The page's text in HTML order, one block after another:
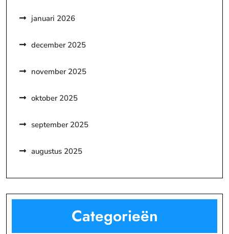
januari 2026
december 2025
november 2025
oktober 2025
september 2025
augustus 2025
Categorieën